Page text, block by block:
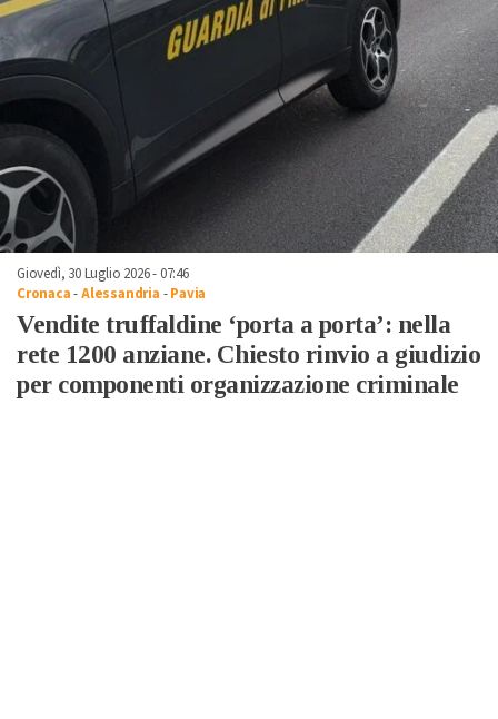
Giovedì, 30 Luglio 2026 - 07:46
Cronaca-Alessandria -Pavia
Vendite truffaldine ‘porta a porta’: nella
rete 1200 anziane. Chiesto rinvio a giudizio
per componenti organizzazione criminale